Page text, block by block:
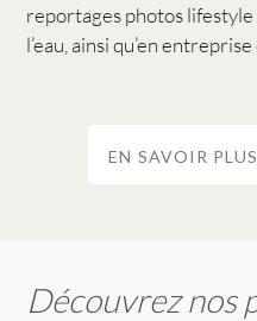
reportages photos
l’eau, ainsi qu’en
EN SAVOIR
Découvrez nos